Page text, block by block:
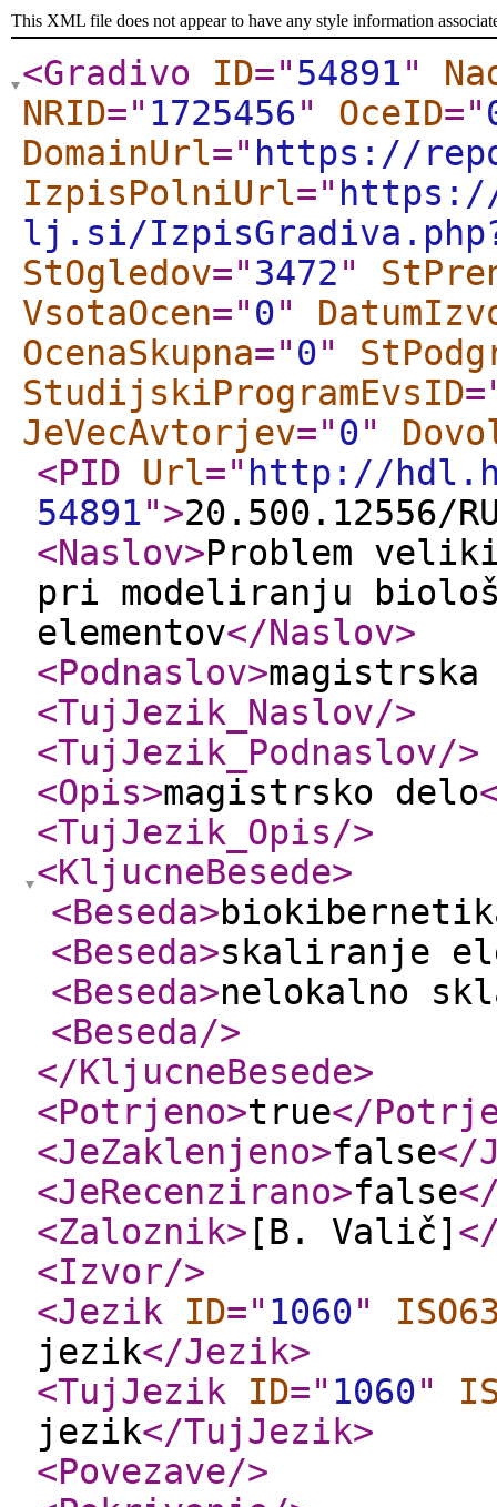
This XML file does not appear to have any style information
<Gradivo ID="54891"
NRID=" 1725456" OceID="
DomainUrl=" https://
IzpisPolniUrl="
lj.si/
StOgledov="3472"
VsotaOcen="0"
OcenaSkupna="0"
StudijskiProgramEvsID
JeVecAvtorjev="0"
<PID
Url=" http://
54891">20.500.12556/
<Naslov>Problem
pri modeliranju
elementov</Naslov>
<Podnaslov>magistrska
<TujJezik_Naslov/>
<TujJezik_Podnaslov/>
<Opis>magistrsko delo
<TujJezik_Opis/>
<KljucneBesede>
<Beseda>
<Beseda>skaliranje
<Beseda>nelokalno
<Beseda/>
</KljucneBesede>
<Potrjeno>true</
<JeZaklenjeno>false</
<JeRecenzirano>false
<Zaloznik> [B. Valič]
<Izvor/>
<Jezik
ID=" 1060"
jezik</Jezik>
<TujJezik
ID=" 1060"
jezik</TujJezik>
<Povezave/>